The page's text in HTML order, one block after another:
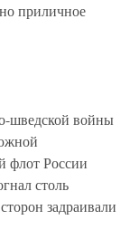
приличное
шведской войны
флот России
столь
задраивали